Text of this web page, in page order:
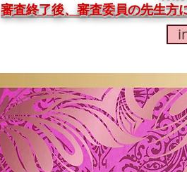
審査終了後、審査委員の先生方